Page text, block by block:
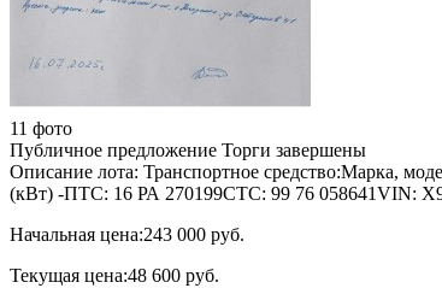
11 фото
Публичное предложение Торги завершены
Описание лота: Транспортное средство:Марка,
(кВт) -ПТС: 16 РА 270199СТС: 99 76 058641VIN:
Начальная цена:243 000 руб.
Текущая цена:48 600 руб.